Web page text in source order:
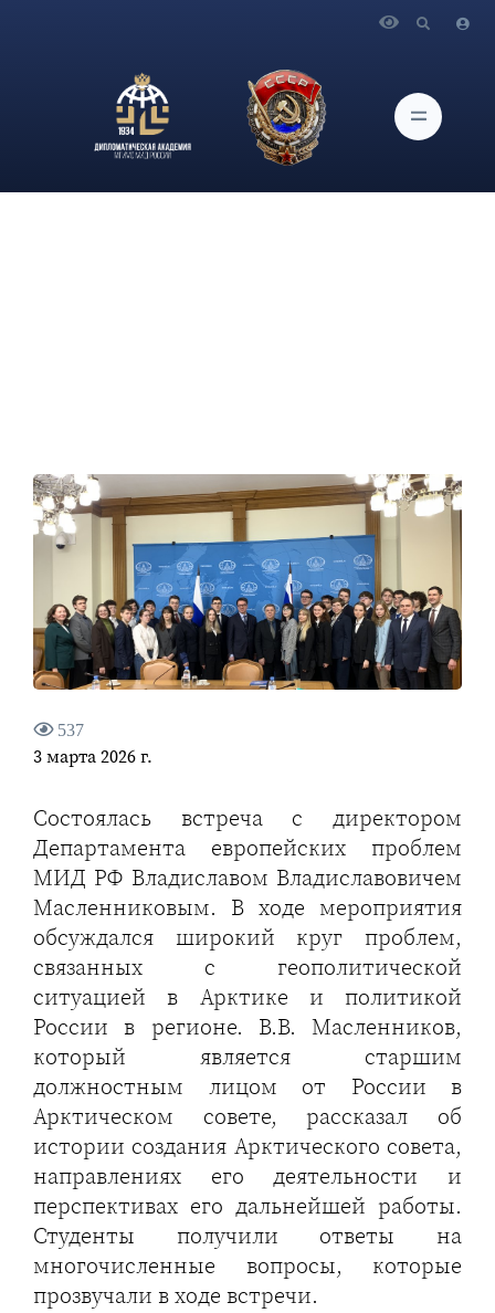
МГИМО МИД России провел встречу с директором
Департамента европейских проблем МИД РФ В.В.
Масленниковым
537
3 марта 2026 г.
Состоялась встреча с директором
Департамента европейских проблем
МИД РФ Владиславом Владиславовичем
Масленниковым. В ходе мероприятия
обсуждался широкий круг проблем,
связанных с геополитической
ситуацией в Арктике и политикой
России в регионе. В.В. Масленников,
который является старшим
должностным лицом от России в
Арктическом совете, рассказал об
истории создания Арктического совета,
направлениях его деятельности и
перспективах его дальнейшей работы.
Студенты получили ответы на
многочисленные вопросы, которые
прозвучали в ходе встречи.